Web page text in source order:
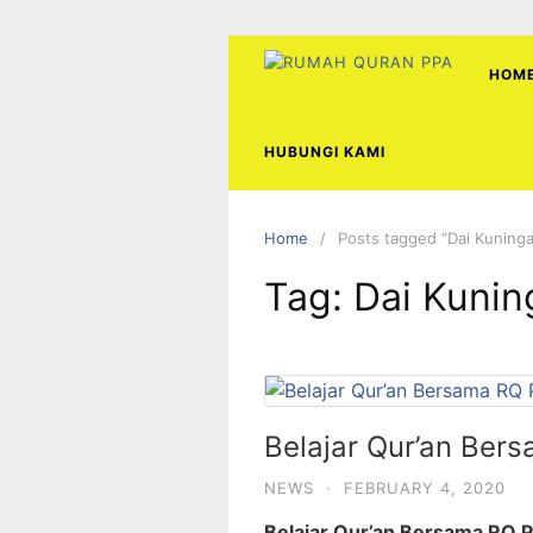
HUBUNGI KAMI
Home Posts tagged “Dai
Tag: Dai
Belajar Qur’an
NEWS · FEBRUARY 4, 2020